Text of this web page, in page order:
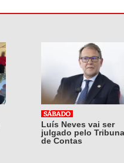
Luís Neves vai ser
julgado pelo
de Contas